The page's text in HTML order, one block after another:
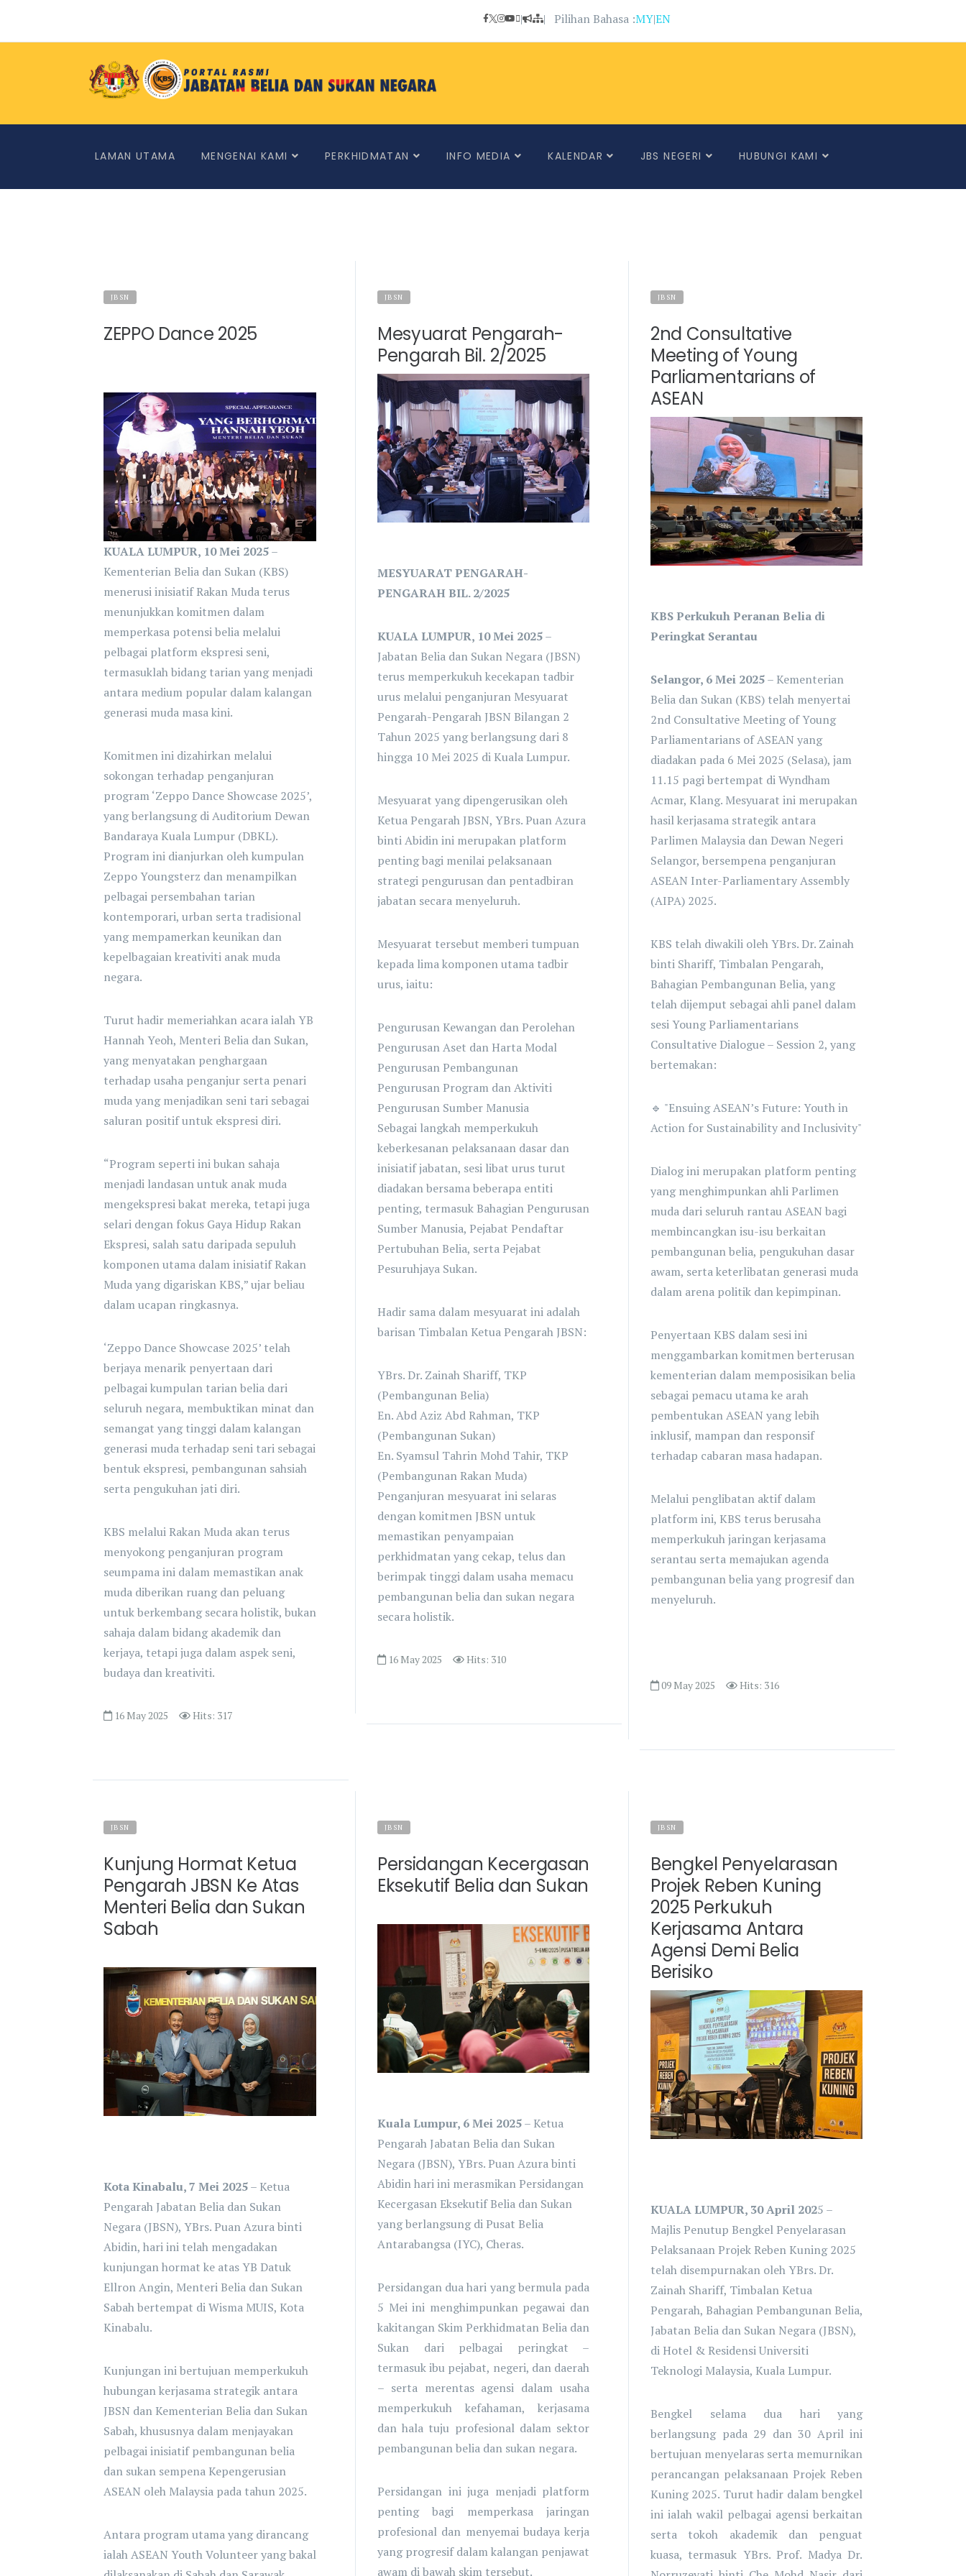
| | Pilihan Bahasa :MY|EN
LAMAN UTAMA MENGENAI KAMI PERKHIDMATAN INFO MEDIA KALENDAR JBS NEGERI HUBUNGI KAMI
JBSN
ZEPPO Dance 2025
KUALA LUMPUR, 10 Mei 2025–
Kementerian Belia dan Sukan (KBS)
menerusi inisiatif Rakan Muda terus
menunjukkan komitmen dalam
memperkasa potensi belia melalui
pelbagai platform ekspresi seni,
termasuklah bidang tarian yang menjadi
antara medium popular dalam kalangan
generasi muda masa kini.
Komitmen ini dizahirkan melalui
sokongan terhadap penganjuran
program ‘Zeppo Dance Showcase 2025’,
yang berlangsung di Auditorium Dewan
Bandaraya Kuala Lumpur (DBKL).
Program ini dianjurkan oleh kumpulan
Zeppo Youngsterz dan menampilkan
pelbagai persembahan tarian
kontemporari, urban serta tradisional
yang mempamerkan keunikan dan
kepelbagaian kreativiti anak muda
negara.
Turut hadir memeriahkan acara ialah YB
Hannah Yeoh, Menteri Belia dan Sukan,
yang menyatakan penghargaan
terhadap usaha penganjur serta penari
muda yang menjadikan seni tari sebagai
saluran positif untuk ekspresi diri.
“Program seperti ini bukan sahaja
menjadi landasan untuk anak muda
mengekspresi bakat mereka, tetapi juga
selari dengan fokus Gaya Hidup Rakan
Ekspresi, salah satu daripada sepuluh
komponen utama dalam inisiatif Rakan
Muda yang digariskan KBS,” ujar beliau
dalam ucapan ringkasnya.
‘Zeppo Dance Showcase 2025’ telah
berjaya menarik penyertaan dari
pelbagai kumpulan tarian belia dari
seluruh negara, membuktikan minat dan
semangat yang tinggi dalam kalangan
generasi muda terhadap seni tari sebagai
bentuk ekspresi, pembangunan sahsiah
serta pengukuhan jati diri.
KBS melalui Rakan Muda akan terus
menyokong penganjuran program
seumpama ini dalam memastikan anak
muda diberikan ruang dan peluang
untuk berkembang secara holistik, bukan
sahaja dalam bidang akademik dan
kerjaya, tetapi juga dalam aspek seni,
budaya dan kreativiti.
16 May 2025 Hits: 317
JBSN
Mesyuarat Pengarah-
Pengarah Bil. 2/2025
MESYUARAT PENGARAH-
PENGARAH BIL. 2/2025
KUALA LUMPUR, 10 Mei 2025–
Jabatan Belia dan Sukan Negara (JBSN)
terus memperkukuh kecekapan tadbir
urus melalui penganjuran Mesyuarat
Pengarah-Pengarah JBSN Bilangan 2
Tahun 2025 yang berlangsung dari 8
hingga 10 Mei 2025 di Kuala Lumpur.
Mesyuarat yang dipengerusikan oleh
Ketua Pengarah JBSN, YBrs. Puan Azura
binti Abidin ini merupakan platform
penting bagi menilai pelaksanaan
strategi pengurusan dan pentadbiran
jabatan secara menyeluruh.
Mesyuarat tersebut memberi tumpuan
kepada lima komponen utama tadbir
urus, iaitu:
Pengurusan Kewangan dan Perolehan
Pengurusan Aset dan Harta Modal
Pengurusan Pembangunan
Pengurusan Program dan Aktiviti
Pengurusan Sumber Manusia
Sebagai langkah memperkukuh
keberkesanan pelaksanaan dasar dan
inisiatif jabatan, sesi libat urus turut
diadakan bersama beberapa entiti
penting, termasuk Bahagian Pengurusan
Sumber Manusia, Pejabat Pendaftar
Pertubuhan Belia, serta Pejabat
Pesuruhjaya Sukan.
Hadir sama dalam mesyuarat ini adalah
barisan Timbalan Ketua Pengarah JBSN:
YBrs. Dr. Zainah Shariff, TKP
(Pembangunan Belia)
En. Abd Aziz Abd Rahman, TKP
(Pembangunan Sukan)
En. Syamsul Tahrin Mohd Tahir, TKP
(Pembangunan Rakan Muda)
Penganjuran mesyuarat ini selaras
dengan komitmen JBSN untuk
memastikan penyampaian
perkhidmatan yang cekap, telus dan
berimpak tinggi dalam usaha memacu
pembangunan belia dan sukan negara
secara holistik.
16 May 2025 Hits: 310
JBSN
2nd Consultative
Meeting of Young
Parliamentarians of
ASEAN
KBS Perkukuh Peranan Belia di
Peringkat Serantau
Selangor, 6 Mei 2025– Kementerian
Belia dan Sukan (KBS) telah menyertai
2nd Consultative Meeting of Young
Parliamentarians of ASEAN yang
diadakan pada 6 Mei 2025 (Selasa), jam
11.15 pagi bertempat di Wyndham
Acmar, Klang. Mesyuarat ini merupakan
hasil kerjasama strategik antara
Parlimen Malaysia dan Dewan Negeri
Selangor, bersempena penganjuran
ASEAN Inter-Parliamentary Assembly
(AIPA) 2025.
KBS telah diwakili oleh YBrs. Dr. Zainah
binti Shariff, Timbalan Pengarah,
Bahagian Pembangunan Belia, yang
telah dijemput sebagai ahli panel dalam
sesi Young Parliamentarians
Consultative Dialogue – Session 2, yang
bertemakan:
🔹 "Ensuing ASEAN’s Future: Youth in
Action for Sustainability and Inclusivity"
Dialog ini merupakan platform penting
yang menghimpunkan ahli Parlimen
muda dari seluruh rantau ASEAN bagi
membincangkan isu-isu berkaitan
pembangunan belia, pengukuhan dasar
awam, serta keterlibatan generasi muda
dalam arena politik dan kepimpinan.
Penyertaan KBS dalam sesi ini
menggambarkan komitmen berterusan
kementerian dalam memposisikan belia
sebagai pemacu utama ke arah
pembentukan ASEAN yang lebih
inklusif, mampan dan responsif
terhadap cabaran masa hadapan.
Melalui penglibatan aktif dalam
platform ini, KBS terus berusaha
memperkukuh jaringan kerjasama
serantau serta memajukan agenda
pembangunan belia yang progresif dan
menyeluruh.
09 May 2025 Hits: 316
JBSN
Kunjung Hormat Ketua
Pengarah JBSN Ke Atas
Menteri Belia dan Sukan
Sabah
Kota Kinabalu, 7 Mei 2025– Ketua
Pengarah Jabatan Belia dan Sukan
Negara (JBSN), YBrs. Puan Azura binti
Abidin, hari ini telah mengadakan
kunjungan hormat ke atas YB Datuk
Ellron Angin, Menteri Belia dan Sukan
Sabah bertempat di Wisma MUIS, Kota
Kinabalu.
Kunjungan ini bertujuan memperkukuh
hubungan kerjasama strategik antara
JBSN dan Kementerian Belia dan Sukan
Sabah, khususnya dalam menjayakan
pelbagai inisiatif pembangunan belia
dan sukan sempena Kepengerusian
ASEAN oleh Malaysia pada tahun 2025.
Antara program utama yang dirancang
ialah ASEAN Youth Volunteer yang bakal
JBSN
Persidangan Kecergasan
Eksekutif Belia dan Sukan
Kuala Lumpur, 6 Mei 2025– Ketua
Pengarah Jabatan Belia dan Sukan
Negara (JBSN), YBrs. Puan Azura binti
Abidin hari ini merasmikan Persidangan
Kecergasan Eksekutif Belia dan Sukan
yang berlangsung di Pusat Belia
Antarabangsa (IYC), Cheras.
Persidangan dua hari yang bermula pada
5 Mei ini menghimpunkan pegawai dan
kakitangan Skim Perkhidmatan Belia dan
Sukan dari pelbagai peringkat –
termasuk ibu pejabat, negeri, dan daerah
– serta merentas agensi dalam usaha
memperkukuh kefahaman, kerjasama
dan hala tuju profesional dalam sektor
pembangunan belia dan sukan negara.
Persidangan ini juga menjadi platform
penting bagi memperkasa jaringan
profesional dan menyemai budaya kerja
yang progresif dalam kalangan penjawat
awam di bawah skim tersebut.
JBSN
Bengkel Penyelarasan
Projek Reben Kuning
2025 Perkukuh
Kerjasama Antara
Agensi Demi Belia
Berisiko
KUALA LUMPUR, 30 April 2025 –
Majlis Penutup Bengkel Penyelarasan
Pelaksanaan Projek Reben Kuning 2025
telah disempurnakan oleh YBrs. Dr.
Zainah Shariff, Timbalan Ketua
Pengarah, Bahagian Pembangunan Belia,
Jabatan Belia dan Sukan Negara (JBSN),
di Hotel & Residensi Universiti
Teknologi Malaysia, Kuala Lumpur.
Bengkel selama dua hari yang
berlangsung pada 29 dan 30 April ini
bertujuan menyelaras serta memurnikan
perancangan pelaksanaan Projek Reben
Kuning 2025. Turut hadir dalam bengkel
ini ialah wakil pelbagai agensi berkaitan
serta tokoh akademik dan penguat
kuasa, termasuk YBrs. Prof. Madya Dr.